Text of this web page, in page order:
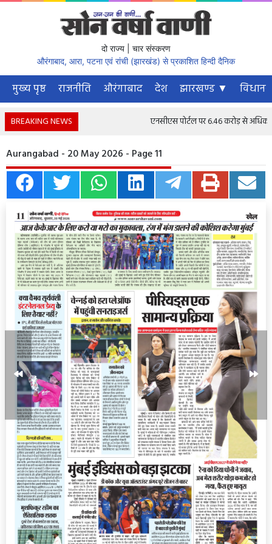
दो राज्य | चार संस्करण
औरंगाबाद, आरा, पटना एवं रांची (झारखंड) से प्रकाशित हिन्दी दैनिक
मुख्य पृष्ठ राजनीति औरंगाबाद देश झारखण्ड ▼
BREAKING NEWS एनसीएस पोर्टल पर 6.46 करोड़ से अधिक
Aurangabad - 20 May 2026 - Page 11